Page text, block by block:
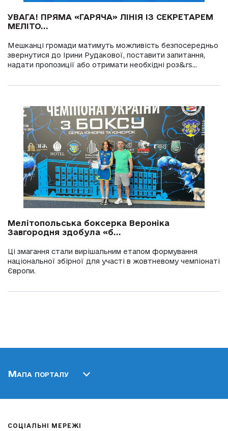
УВАГА! ПРЯМА «ГАРЯЧА» ЛІНІЯ ІЗ СЕКРЕТАРЕМ
МЕЛІТО...
Мешканці громади матимуть можливість безпосередньо
звернутися до Ірини Рудакової, поставити запитання,
надати пропозиції або отримати необхідні роз&rs...
Мелітопольська боксерка Вероніка
Завгородня здобула «б...
Ці змагання стали вирішальним етапом формування
національної збірної для участі в жовтневому чемпіонаті
Європи.
Мапа порталу
СОЦІАЛЬНІ МЕРЕЖІ